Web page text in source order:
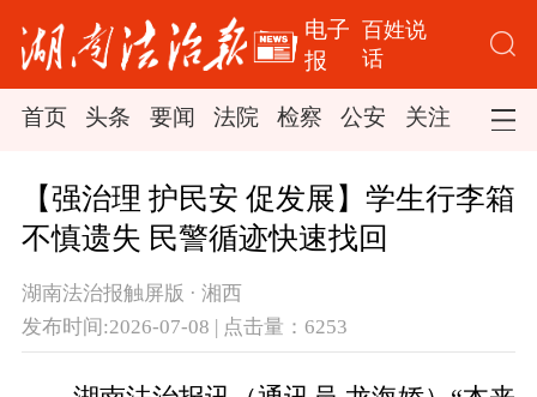
电子
报
百姓说
话
首页 头条 要闻 法院 检察 公安 关注 司法
【强治理 护民安 促发展】学生行李箱
不慎遗失 民警循迹快速找回
湖南法治报触屏版 · 湘西
发布时间:2026-07-08 | 点击量：6253